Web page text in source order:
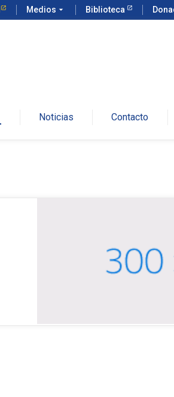
Medios arrow_drop_down Biblioteca
Noticias Contacto